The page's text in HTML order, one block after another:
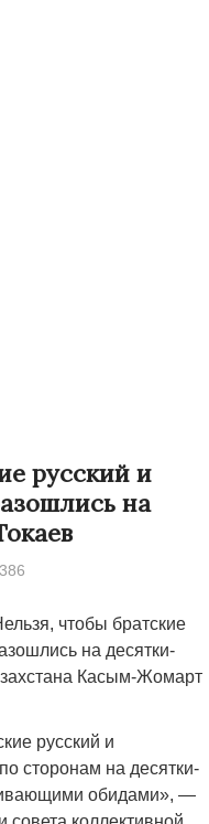
русский и
на
чтобы братские
на десятки-
Касым-Жомарт
русский и
сторонам на десятки-
обидами», —